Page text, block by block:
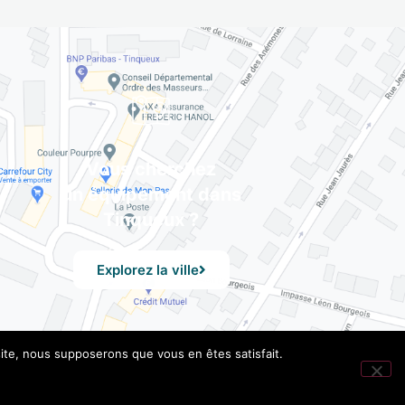
Vous cherchez
un équipement dans
Tinqueux ?
Explorez la ville
nous supposerons que vous en êtes satisfait.